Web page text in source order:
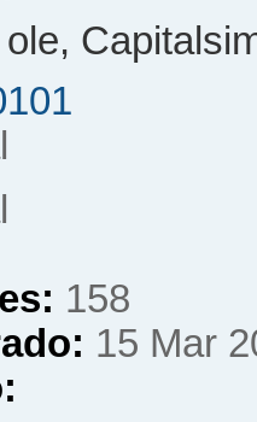
ole,
158
15 Mar